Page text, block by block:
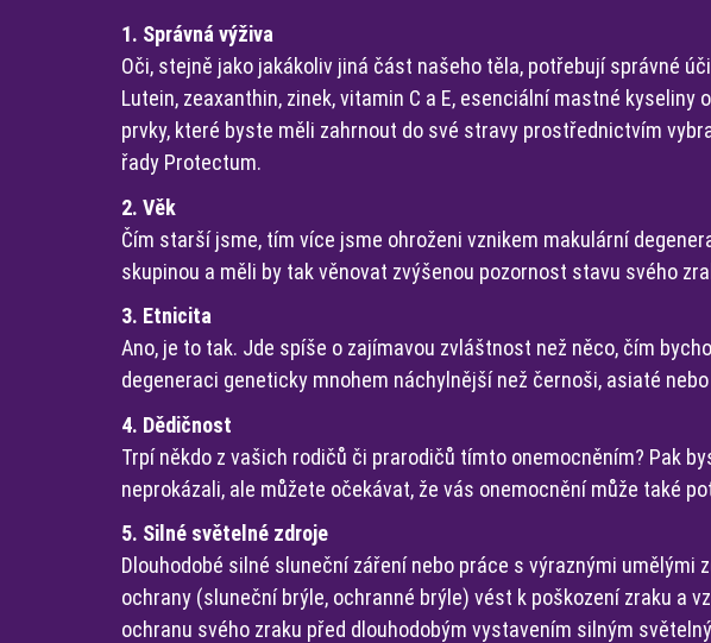
1. Správná výživa
Oči, stejně jako jakákoliv jiná část našeho těla, potřebují správné
Lutein, zeaxanthin, zinek, vitamin C a E, esenciální mastné
prvky, které byste měli zahrnout do své stravy prostřednictvím
řady Protectum.
2. Věk
Čím starší jsme, tím více jsme ohroženi vznikem makulární
skupinou a měli by tak věnovat zvýšenou pozornost stavu svého
3. Etnicita
Ano, je to tak. Jde spíše o zajímavou zvláštnost než něco, čím
degeneraci geneticky mnohem náchylnější než černoši, asiaté
4. Dědičnost
Trpí někdo z vašich rodičů či prarodičů tímto onemocněním? Pak
neprokázali, ale můžete očekávat, že vás onemocnění může také
5. Silné světelné zdroje
Dlouhodobé silné sluneční záření nebo práce s výraznými
ochrany (sluneční brýle, ochranné brýle) vést k poškození zraku a
ochranu svého zraku před dlouhodobým vystavením silným